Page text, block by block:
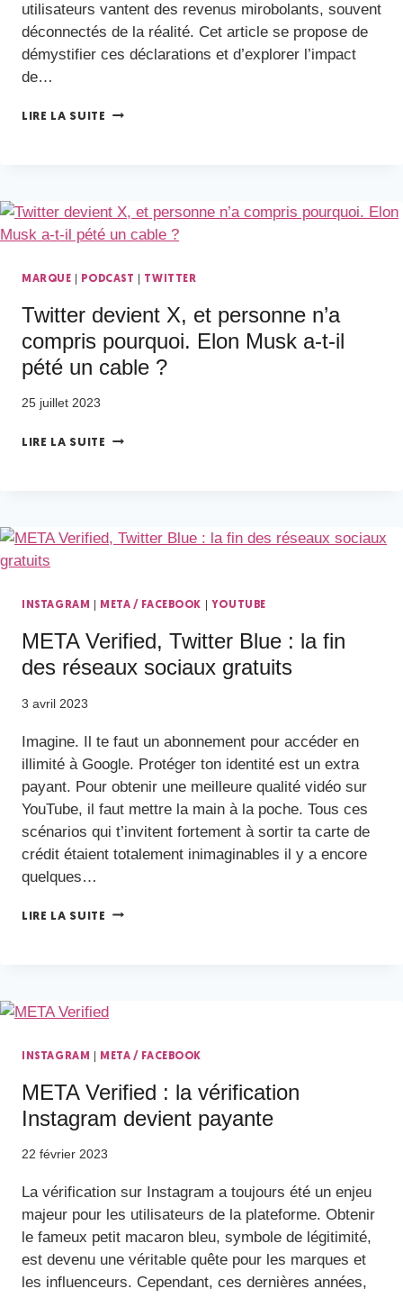
utilisateurs vantent des revenus mirobolants, souvent
déconnectés de la réalité. Cet article se propose de
démystifier ces déclarations et d’explorer l’impact
de…
LIRE LA SUITE
MARQUE | PODCAST | TWITTER
Twitter devient X, et personne n’a
compris pourquoi. Elon Musk a-t-il
pété un cable ?
25 juillet 2023
LIRE LA SUITE
INSTAGRAM META / FACEBOOK YOUTUBE
META Verified, Twitter Blue : la fin
des réseaux sociaux gratuits
3 avril 2023
Imagine. Il te faut un abonnement pour accéder en
illimité à Google. Protéger ton identité est un extra
payant. Pour obtenir une meilleure qualité vidéo sur
YouTube, il faut mettre la main à la poche. Tous ces
scénarios qui t’invitent fortement à sortir ta carte de
crédit étaient totalement inimaginables il y a encore
quelques…
LIRE LA SUITE
INSTAGRAM | META / FACEBOOK
META Verified : la vérification
Instagram devient payante
22 février 2023
La vérification sur Instagram a toujours été un enjeu
majeur pour les utilisateurs de la plateforme. Obtenir
le fameux petit macaron bleu, symbole de légitimité,
est devenu une véritable quête pour les marques et
les influenceurs. Cependant, ces dernières années,